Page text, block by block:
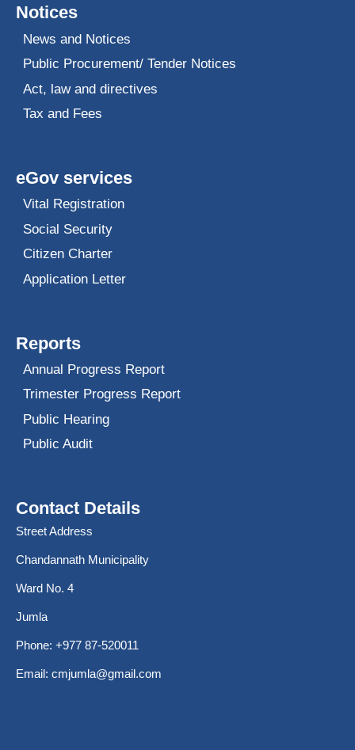
Notices
News and Notices
Public Procurement/ Tender Notices
Act, law and directives
Tax and Fees
eGov services
Vital Registration
Social Security
Citizen Charter
Application Letter
Reports
Annual Progress Report
Trimester Progress Report
Public Hearing
Public Audit
Contact Details
Street Address
Chandannath Municipality
Ward No. 4
Jumla
Phone: +977 87-520011
Email: cmjumla@gmail.com